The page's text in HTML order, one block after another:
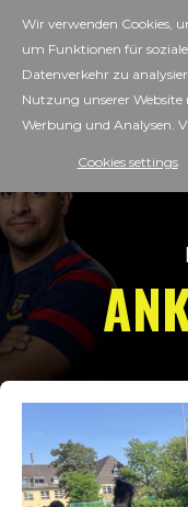
Wir verwenden Cookies,
um Funktionen für
Datenverkehr zu
Nutzung unserer
Werbung und Analysen.
Cookies settings